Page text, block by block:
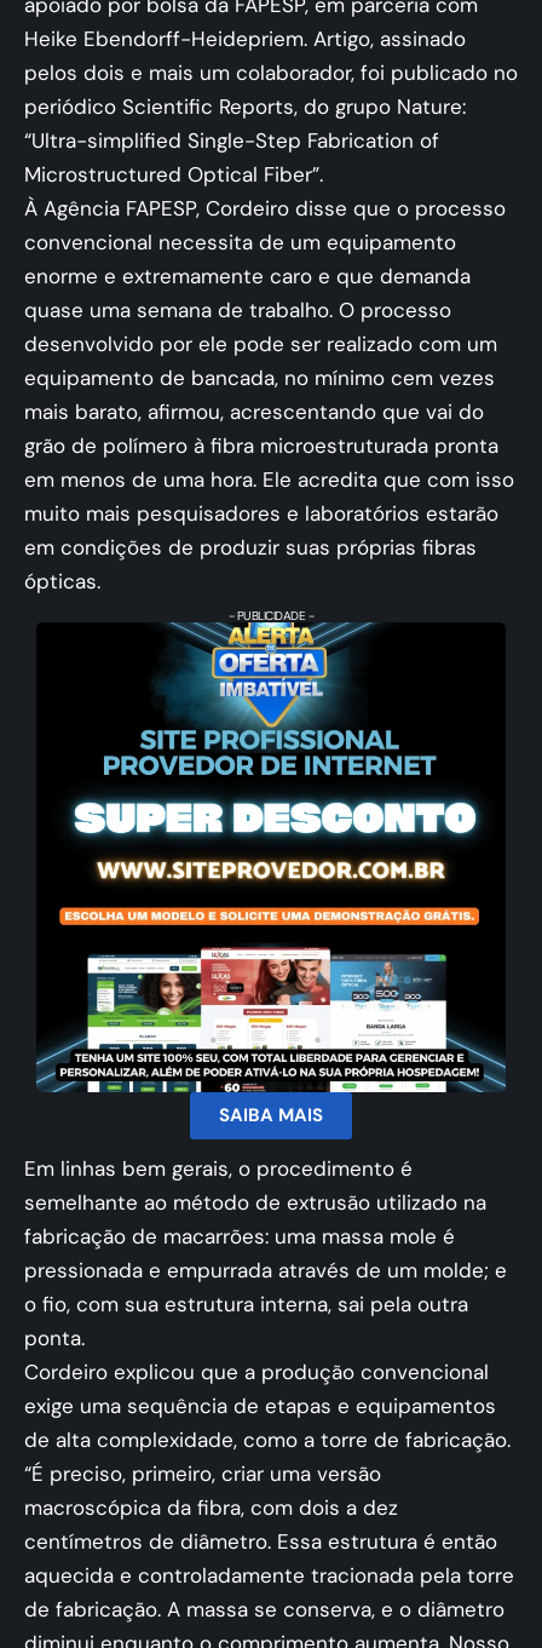
Heike Ebendorff-Heidepriem. Artigo, assinado
pelos dois e mais um colaborador, foi publicado no
periódico Scientific Reports, do grupo Nature:
“Ultra-simplified Single-Step Fabrication of
Microstructured Optical Fiber”.
À Agência FAPESP, Cordeiro disse que o processo
convencional necessita de um equipamento
enorme e extremamente caro e que demanda
quase uma semana de trabalho. O processo
desenvolvido por ele pode ser realizado com um
equipamento de bancada, no mínimo cem vezes
mais barato, afirmou, acrescentando que vai do
grão de polímero à fibra microestruturada pronta
em menos de uma hora. Ele acredita que com isso
muito mais pesquisadores e laboratórios estarão
em condições de produzir suas próprias fibras
ópticas.
- PUBLICIDADE -
SAIBA MAIS
Em linhas bem gerais, o procedimento é
semelhante ao método de extrusão utilizado na
fabricação de macarrões: uma massa mole é
pressionada e empurrada através de um molde; e
o fio, com sua estrutura interna, sai pela outra
ponta.
Cordeiro explicou que a produção convencional
exige uma sequência de etapas e equipamentos
de alta complexidade, como a torre de fabricação.
“É preciso, primeiro, criar uma versão
macroscópica da fibra, com dois a dez
centímetros de diâmetro. Essa estrutura é então
aquecida e controladamente tracionada pela torre
de fabricação. A massa se conserva, e o diâmetro